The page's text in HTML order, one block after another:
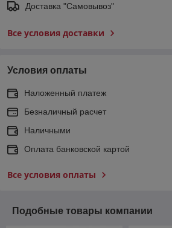
Доставка "Самовывоз"
Все условия доставки
Условия оплаты
Наложенный платеж
Безналичный расчет
Наличными
Оплата банковской картой
Все условия оплаты
Подобные товары компании